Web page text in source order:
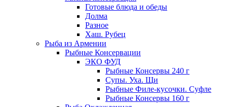
Готовые блюда и обеды
Долма
Разное
Хаш. Рубец
Рыба из Армении
Рыбные Консервации
ЭКО ФУД
Рыбные Консервы 240 г
Супы. Уха. Щи
Рыбные Филе-кусочки. Суфле
Рыбные Консервы 160 г